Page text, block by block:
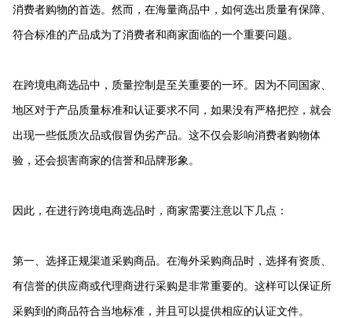
消费者购物的首选。然而，在海量商品中，如何选出质量有保障、
符合标准的产品成为了消费者和商家面临的一个重要问题。
在跨境电商选品中，质量控制是至关重要的一环。因为不同国家、
地区对于产品质量标准和认证要求不同，如果没有严格把控，就会
出现一些低质次品或假冒伪劣产品。这不仅会影响消费者购物体
验，还会损害商家的信誉和品牌形象。
因此，在进行跨境电商选品时，商家需要注意以下几点：
第一、选择正规渠道采购商品。在海外采购商品时，选择有资质、
有信誉的供应商或代理商进行采购是非常重要的。这样可以保证所
采购到的商品符合当地标准，并且可以提供相应的认证文件。